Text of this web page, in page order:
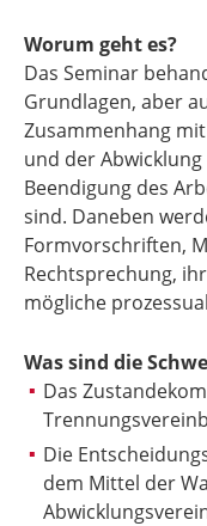
Worum geht es?
Das Seminar
Grundlagen, aber
Zusammenhang
und der
Beendigung des
sind. Daneben
Formvorschriften,
Rechtsprechung,
mögliche
Was sind die
Das
Die
dem Mittel der